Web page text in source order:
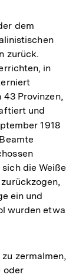
dem
zurück.
in
43 Provinzen,
und
1918
die Weiße
ein und
wurden etwa
zermalmen,
oder